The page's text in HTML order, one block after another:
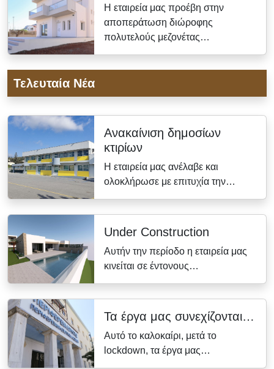
Η εταιρεία μας προέβη στην
αποπεράτωση διώροφης
πολυτελούς μεζονέτας…
Τελευταία Νέα
Ανακαίνιση δημοσίων
κτιρίων
Η εταιρεία μας ανέλαβε και
ολοκλήρωσε με επιτυχία την…
Under Construction
Αυτήν την περίοδο η εταιρεία μας
κινείται σε έντονους…
Τα έργα μας συνεχίζονται…
Αυτό το καλοκαίρι, μετά το
lockdown, τα έργα μας…